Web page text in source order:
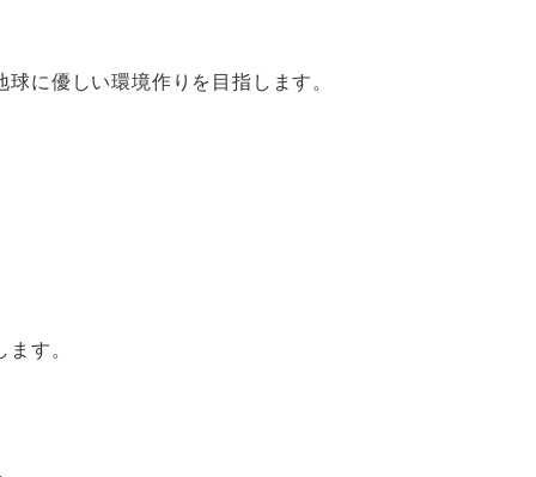
に優しい環境作りを目指します。
す。